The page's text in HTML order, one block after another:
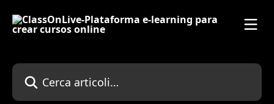
Cerca articoli…